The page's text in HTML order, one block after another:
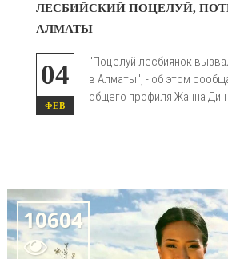
ЛЕСБИЙСКИЙ ПОЦЕЛУЙ,
АЛМАТЫ
04
ФЕВ
"Поцелуй лесбиянок
в Алматы", - об этом
общего профиля Жанна Дин
10604
